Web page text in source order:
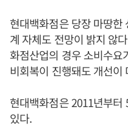
현대백화점은 당장 마땅
계 자체도 전망이 밝지 않
화점산업의 경우 소비수요
비회복이 진행돼도 개선
현대백화점은 2011년부
있다.